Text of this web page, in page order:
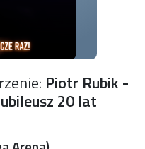
Piotr Rubik -
20 lat